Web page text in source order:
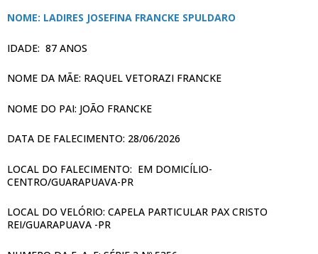
NOME: LADIRES JOSEFINA FRANCKE SPULDARO
IDADE: 87 ANOS
NOME DA MÃE: RAQUEL VETORAZI FRANCKE
NOME DO PAI: JOÃO FRANCKE
DATA DE FALECIMENTO: 28/06/2026
LOCAL DO FALECIMENTO: EM DOMICÍLIO-
CENTRO/GUARAPUAVA-PR
LOCAL DO VELÓRIO: CAPELA PARTICULAR PAX CRISTO
REI/GUARAPUAVA -PR